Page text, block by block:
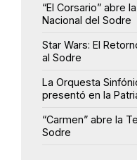
“El Corsario” abre
Nacional del Sodre
Star Wars: El
al Sodre
La Orquesta
presentó en la
“Carmen” abre la
Sodre